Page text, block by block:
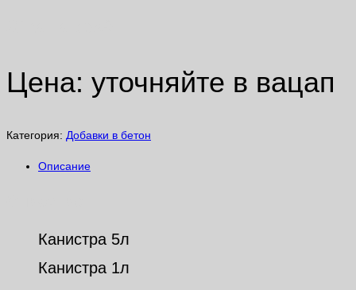
Цена: уточняйте в вацап
Категория: Добавки в бетон
Описание
Канистра 5л
Канистра 1л